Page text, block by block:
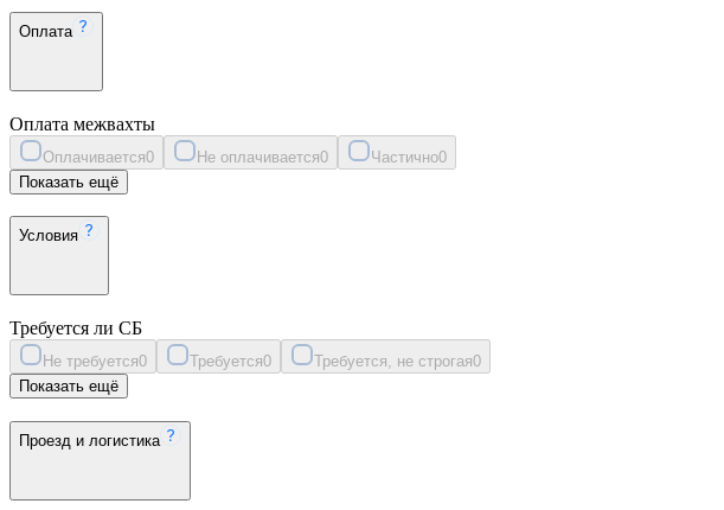
Оплата
Оплата межвахты
Оплачивается0 Не оплачивается0 Частично0
Показать ещё
Условия
Требуется ли СБ
Не требуется0 Требуется0 Требуется, не строгая0
Показать ещё
Проезд и логистика